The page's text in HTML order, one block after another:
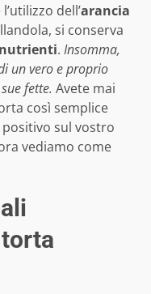
dell’arancia
si conserva
nutrienti. Insomma,
un vero e proprio
fette. Avete mai
così semplice
sul vostro
vediamo come